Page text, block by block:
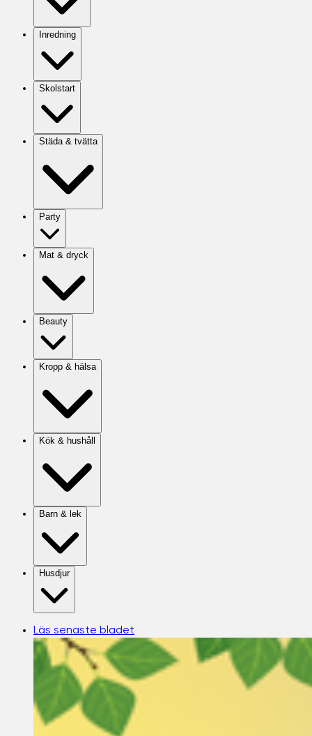
Inredning
Skolstart
Städa & tvätta
Party
Mat & dryck
Beauty
Kropp & hälsa
Kök & hushåll
Barn & lek
Husdjur
Läs senaste bladet